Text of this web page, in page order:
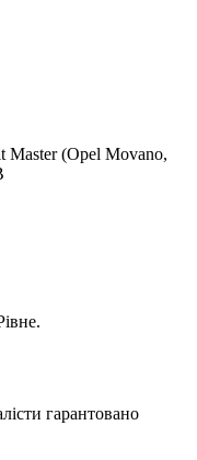
Master (Opel Movano,
гарантовано